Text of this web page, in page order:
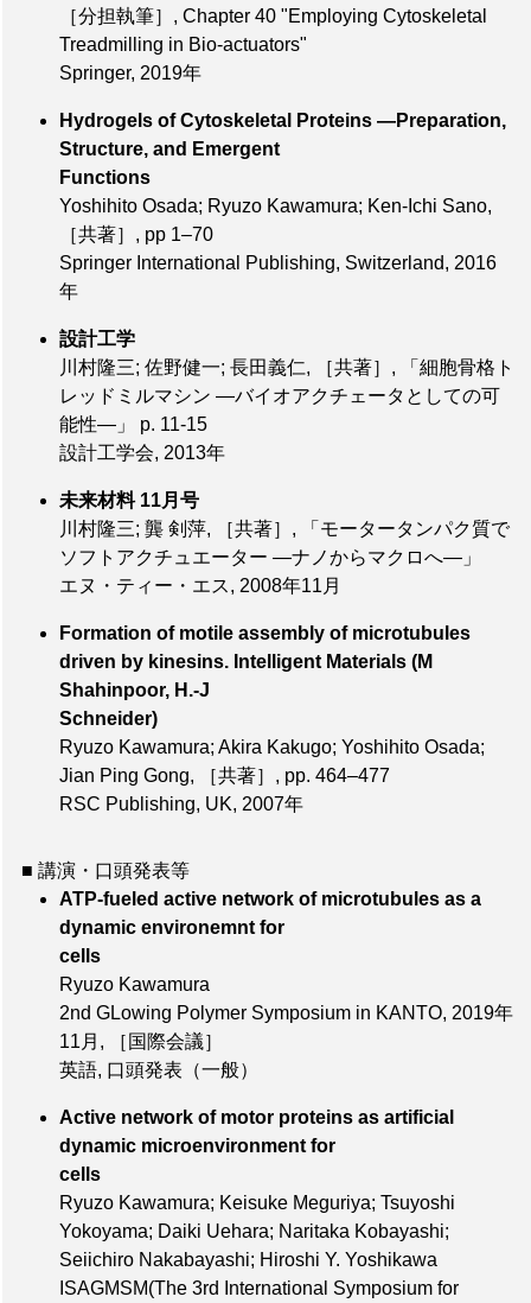
［分担執筆］ , Chapter 40 "Employing Cytoskeletal
Treadmilling in Bio-actuators"
Springer, 2019年
Hydrogels of Cytoskeletal Proteins —Preparation,
Structure, and Emergent
Functions
Yoshihito Osada; Ryuzo Kawamura; Ken-Ichi Sano,
［共著］ , pp 1–70
Springer International Publishing, Switzerland, 2016
年
設計工学
川村隆三; 佐野健一; 長田義仁,
［共著］ , 「細胞骨格ト
レッドミルマシン ―バイオアクチェータとしての可
能性―」 p. 11-15
設計工学会, 2013年
未来材料 11月号
川村隆三; 龔 剣萍,
［共著］ , 「モータータンパク質で
ソフトアクチュエーター ―ナノからマクロへ―」
エヌ・ティー・エス, 2008年11月
Formation of motile assembly of microtubules
driven by kinesins. Intelligent Materials (M
Shahinpoor, H.-J
Schneider)
Ryuzo Kawamura; Akira Kakugo; Yoshihito Osada;
Jian Ping Gong,
［共著］ , pp. 464–477
RSC Publishing, UK, 2007年
■ 講演・口頭発表等
ATP-fueled active network of microtubules as a
dynamic environemnt for
cells
Ryuzo Kawamura
2nd GLowing Polymer Symposium in KANTO, 2019年
11月 ,
［国際会議］
英語, 口頭発表（一般）
Active network of motor proteins as artificial
dynamic microenvironment for
cells
Ryuzo Kawamura; Keisuke Meguriya; Tsuyoshi
Yokoyama; Daiki Uehara; Naritaka Kobayashi;
Seiichiro Nakabayashi; Hiroshi Y. Yoshikawa
ISAGMSM(The 3rd International Symposium for